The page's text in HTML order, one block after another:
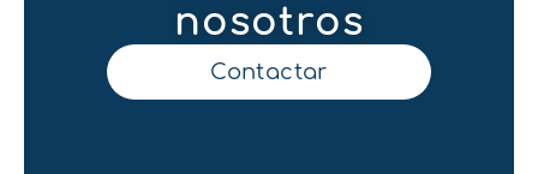
nosotros
Contactar